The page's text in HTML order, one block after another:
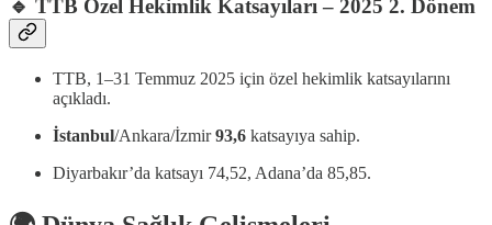
🔹 TTB Özel Hekimlik Katsayıları – 2025 2. Dönem
TTB, 1–31 Temmuz 2025 için özel hekimlik katsayılarını
açıkladı.
İstanbul/Ankara/İzmir93,6 katsayıya sahip.
Diyarbakır’da katsayı 74,52, Adana’da 85,85.